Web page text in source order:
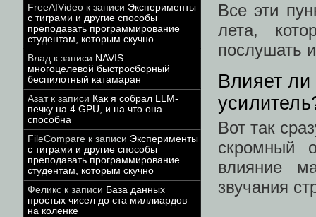
FreeAIVideo к записи Эксперименты
с тиграми и другие способы
преподавать программирование
студентам, которым скучно
Влад к записи NAVIS —
многоцелевой быстросборный
беспилотный катамаран
Азатк записи Как я собрал LLM-
печку на 4 GPU, и на что она
способна
FileCompare к записи Эксперименты
с тиграми и другие способы
преподавать программирование
студентам, которым скучно
Феликс к записи База данных
простых чисел до ста миллиардов
на коленке
Все эти
лета,
послушать
Влияет ли
Вот так
скромный
влияние
звучания